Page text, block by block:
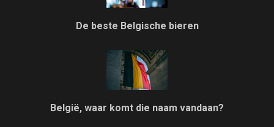
De beste Belgische bieren
België, waar komt die naam vandaan?